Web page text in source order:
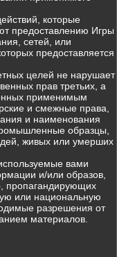
которые
предоставлению Игры
сетей, или
предоставляется
целей не нарушает
прав третьих, а
применимым
и смежные права,
и наименования
образцы,
живых или умерших
вами
и/или образов,
пропагандирующих
или национальную
разрешения от
материалов.